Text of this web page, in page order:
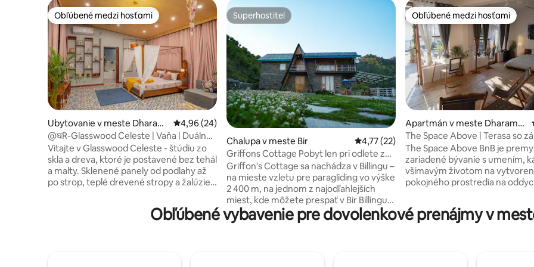
Obľúbené medzi hosťami
Obľúbené medzi hosťami
Ubytovanie v meste Dharam
shala
Priemerné ohodnotenie 4,96 z 5, počet hodnotení: 24
4,96 (24)
@घR-Glasswood Celeste | Vaňa | Duálna
klimatizácia | 55-palcová TV
Vitajte v Glasswood Celeste - štúdiu zo
skla a dreva, ktoré je postavené bez tehál
a malty. Sklenené panely od podlahy až
po strop, teplé drevené stropy a žalúzie
byť otvorený a v noci uzavretý. Toto
dizajnové útočisko sa nachádza v srdci
Superhostiteľ
Superhostiteľ
Chalupa v meste Bir Priemerné ohodnotenie 4,77 z 5, počet
4,77 (22)
Griffons Cottage Pobyt len pri odlete z
Bir-Billing
Griffon's Cottage sa nachádza v Billingu –
na mieste vzletu pre paragliding vo výške
2 400 m, na jednom z najodľahlejších
miest, kde môžete prespať v Bir Billingu.
Chata je dvojizbový dom v tvare A
postavený z miestneho horského
Obľúbené medzi hosťami
Obľúbené medzi hosťami
Apartmán v meste Dharams
hala
The Space Above | Terasa so
pracovným priestorom
The Space Above BnB je
zariadené bývanie s umením,
všímavým životom na
pokojného prostredia na
nad kaviarňou The Other Space
dedinke Jogiwara a je
moderným vybavením, ktoré
Obľúbené vybavenie pre dovolenkové prenájmy v